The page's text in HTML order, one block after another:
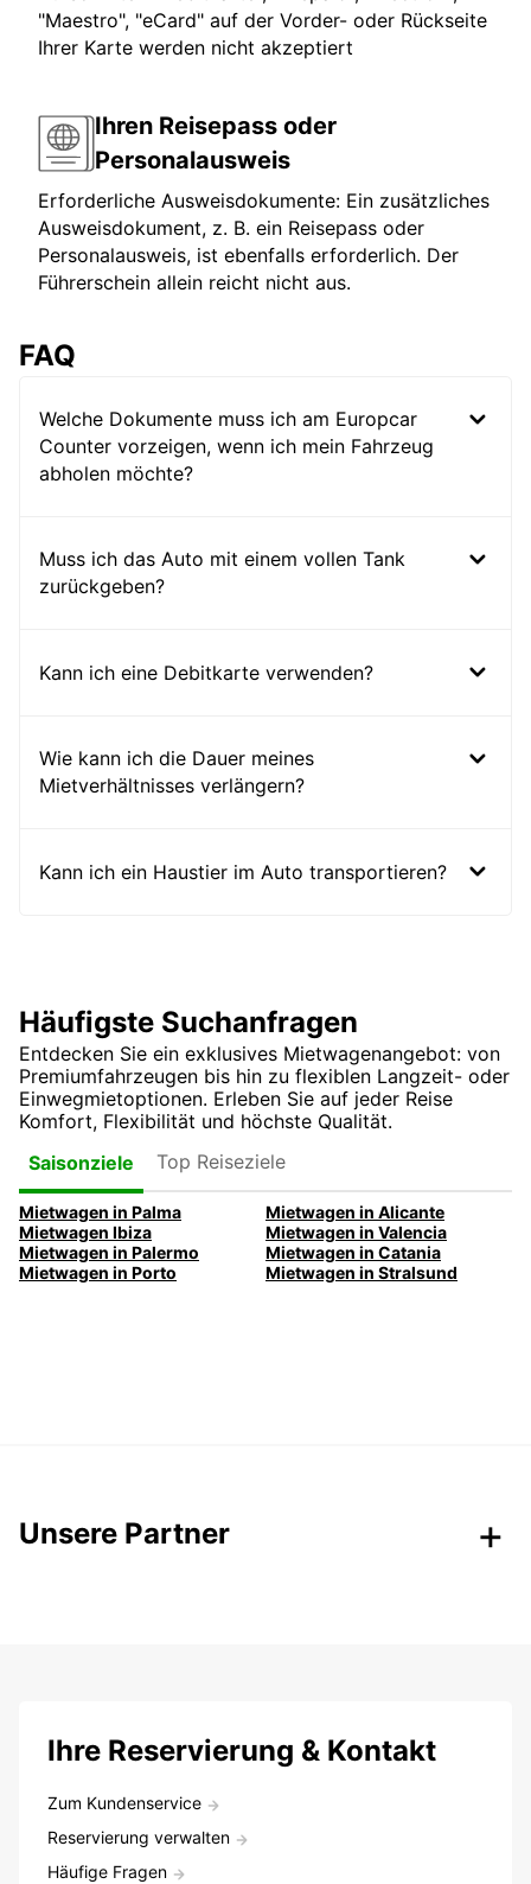
"Maestro", "eCard" auf der Vorder- oder Rückseite
Ihrer Karte werden nicht akzeptiert
Ihren Reisepass oder
Personalausweis
Erforderliche Ausweisdokumente: Ein zusätzliches
Ausweisdokument, z. B. ein Reisepass oder
Personalausweis, ist ebenfalls erforderlich. Der
Führerschein allein reicht nicht aus.
FAQ
Welche Dokumente muss ich am Europcar
Counter vorzeigen, wenn ich mein Fahrzeug
abholen möchte?
Muss ich das Auto mit einem vollen Tank
zurückgeben?
Kann ich eine Debitkarte verwenden?
Wie kann ich die Dauer meines
Mietverhältnisses verlängern?
Kann ich ein Haustier im Auto transportieren?
Häufigste Suchanfragen
Entdecken Sie ein exklusives Mietwagenangebot: von
Premiumfahrzeugen bis hin zu flexiblen Langzeit- oder
Einwegmietoptionen. Erleben Sie auf jeder Reise
Komfort, Flexibilität und höchste Qualität.
Saisonziele
Top Reiseziele
Mietwagen in Palma
Mietwagen in Alicante
Mietwagen Ibiza
Mietwagen in Valencia
Mietwagen in Palermo
Mietwagen in Catania
Mietwagen in Porto
Mietwagen in Stralsund
Unsere Partner
Ihre Reservierung & Kontakt
Zum Kundenservice
Reservierung verwalten
Häufige Fragen